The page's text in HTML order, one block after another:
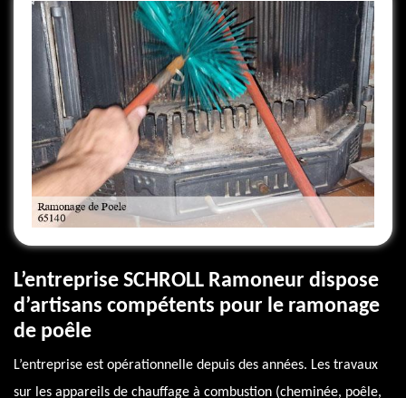
L’entreprise SCHROLL Ramoneur dispose
d’artisans compétents pour le ramonage
de poêle
L’entreprise est opérationnelle depuis des années. Les travaux
sur les appareils de chauffage à combustion (cheminée, poêle,